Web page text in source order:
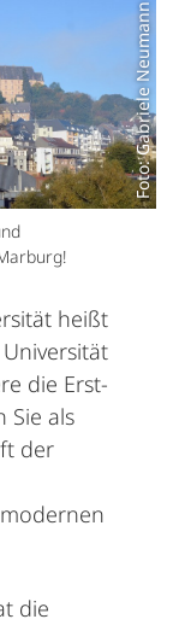
Foto: Gabriele Neumann
heißt
die Erst-
Sie als
der
die